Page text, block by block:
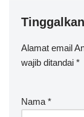
Alamat email
wajib ditandai *
Nama *